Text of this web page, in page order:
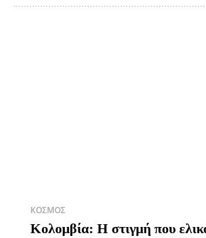
ΚΌΣΜΟΣ
Κολομβία: Η στιγμή που